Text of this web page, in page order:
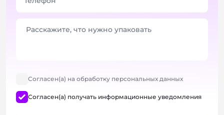
Согласен(а) на обработку персональных данных
Согласен(а) получать информационные уведомления